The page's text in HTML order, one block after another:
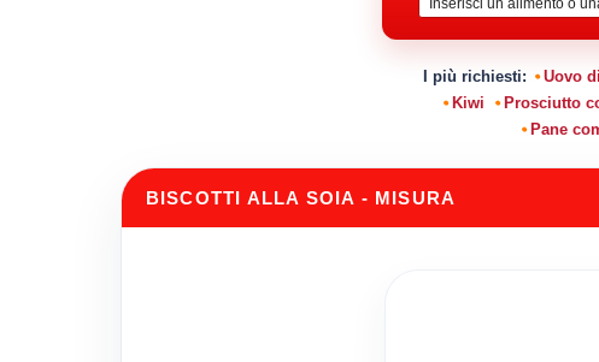
I più richiesti: Uovo
Kiwi
Prosciutto
Pane
BISCOTTI ALLA SOIA - MISURA